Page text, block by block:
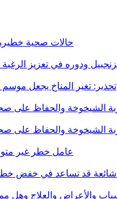
حالات صحية خطيرة
ودوره في تعزيز
تحذير: تغير المناخ يجعل
الشيخوخة والحفاظ على
الشيخوخة والحفاظ على
عامل خطر غير
شائعة قد تساعد في خفض
والأعراض والعلاج وهل